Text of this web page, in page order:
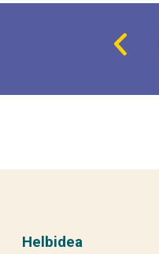
Helbidea